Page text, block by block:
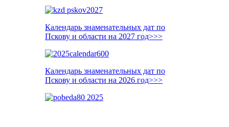
Календарь знаменательных дат по
Пскову и области на 2027 год>>>
Календарь знаменательных дат по
Пскову и области на 2026 год>>>